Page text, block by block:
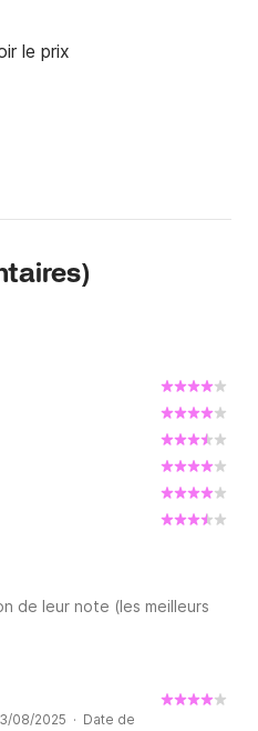
le prix
)
de leur note (les meilleurs
08/2025 · Date de